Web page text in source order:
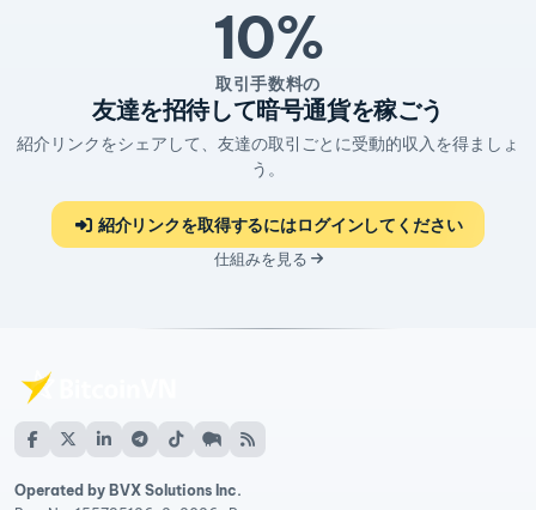
10%
取引手数料の
友達を招待して暗号通貨を稼ごう
紹介リンクをシェアして、友達の取引ごとに受動的収入を得ましょ
う。
紹介リンクを取得するにはログインしてください
仕組みを見る
Operated by BVX Solutions Inc.